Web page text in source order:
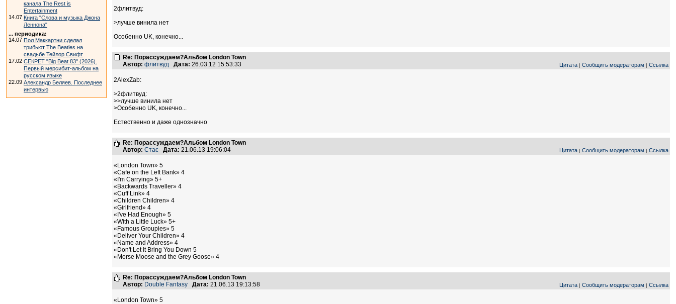
канала The Rest is
Entertainment
14.07 Книга "Слова и музыка Джона
Леннона"
... периодика:
14.07 Пол Маккартни сделал
трибьют The Beatles на
свадьбе Тейлор Свифт
17.02 СЕКРЕТ "Big Beat 83" (2026).
Первый мерсибит-альбом на
русском языке
22.09 Александр Беляев. Последнее
интервью
2флитвуд:
>лучше винила нет
Особенно UK, конечно...
Re: Порассуждаем?Альбом London Town
Автор: флитвуд Дата: 26.03.12 15:53:33 Цитата | Сообщить модераторам | Ссылка
2AlexZab:
>2флитвуд:
>>лучше винила нет
>Особенно UK, конечно...
Естественно и даже однозначно
Re: Порассуждаем?Альбом London Town
Автор: Стас Дата: 21.06.13 19:06:04 Цитата | Сообщить модераторам | Ссылка
«London Town» 5
«Cafe on the Left Bank» 4
«I'm Carrying» 5+
«Backwards Traveller» 4
«Cuff Link» 4
«Children Children» 4
«Girlfriend» 4
«I've Had Enough» 5
«With a Little Luck» 5+
«Famous Groupies» 5
«Deliver Your Children» 4
«Name and Address» 4
«Don't Let It Bring You Down 5
«Morse Moose and the Grey Goose» 4
Re: Порассуждаем?Альбом London Town
Автор: Double Fantasy Дата: 21.06.13 19:13:58 Цитата | Сообщить модераторам | Ссылка
«London Town» 5